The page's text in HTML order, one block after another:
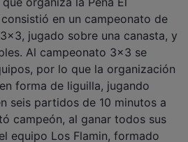
en un campeonato de
jugado sobre una canasta, y
Al campeonato 3x3 se
por lo que la organización
forma de liguilla, jugando
seis partidos de 10 minutos a
campeón, al ganar todos sus
equipo Los Flamin, formado